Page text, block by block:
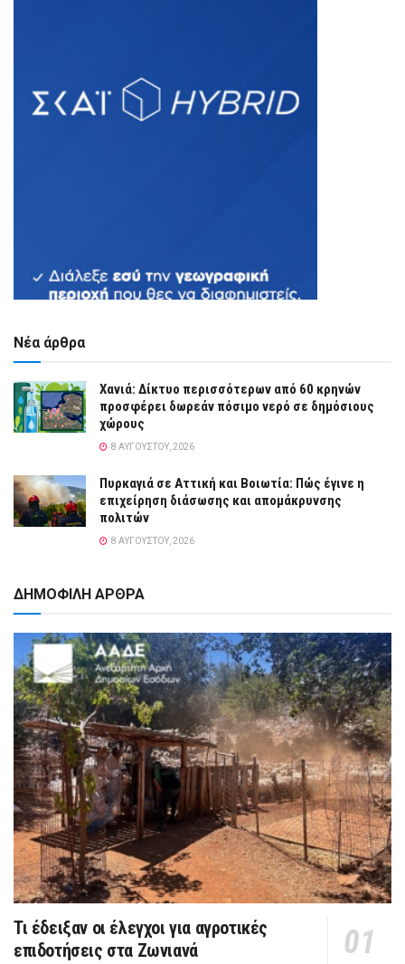
Νέα άρθρα
Χανιά: Δίκτυο περισσότερων από 60 κρηνών
προσφέρει δωρεάν πόσιμο νερό σε δημόσιους
χώρους
8 ΑΥΓΟΎΣΤΟΥ, 2026
Πυρκαγιά σε Αττική και Βοιωτία: Πώς έγινε η
επιχείρηση διάσωσης και απομάκρυνσης
πολιτών
8 ΑΥΓΟΎΣΤΟΥ, 2026
ΔΗΜΟΦΙΛΗ ΑΡΘΡΑ
Τι έδειξαν οι έλεγχοι για αγροτικές
επιδοτήσεις στα Ζωνιανά